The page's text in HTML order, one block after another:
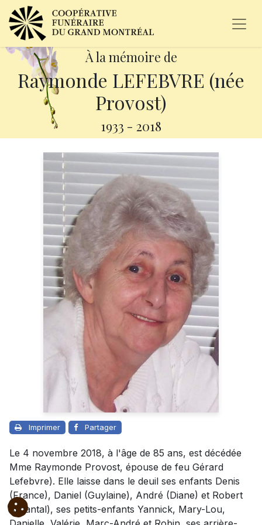
À la mémoire de
Raymonde LEFEBVRE (née
Provost)
1933 - 2018
Imprimer Partager
Le 4 novembre 2018, à l'âge de 85 ans, est décédée
Mme Raymonde Provost, épouse de feu Gérard
Lefebvre). Elle laisse dans le deuil ses enfants Denis
(France), Daniel (Guylaine), André (Diane) et Robert
(Chantal), ses petits-enfants Yannick, Mary-Lou,